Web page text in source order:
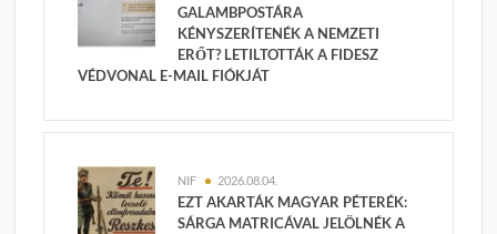
GALAMBPOSTÁRA
KÉNYSZERÍTENÉK A NEMZETI
ERŐT? LETILTOTTÁK A FIDESZ
VÉDVONAL E-MAIL FIÓKJÁT
NIF 2026.08.04.
EZT AKARTÁK MAGYAR PÉTERÉK:
SÁRGA MATRICÁVAL JELÖLNÉK A